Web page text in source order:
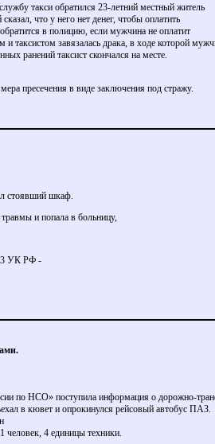
такси обратился 23-летний местный житель
что у него нет денег, чтобы оплатить
в полицию, если мужчина не оплатит
таксистом завязалась драка, в ходе которой
ранений таксист скончался на месте.
пресечения в виде заключения под стражу.
стоявший шкаф.
и попала в больницу,
УК РФ -
НСО» поступила информация о дорожно-
в кювет и опрокинулся рейсовый автобус ПАЗ.
4 единицы техники.